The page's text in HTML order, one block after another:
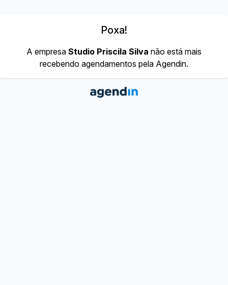
Poxa!
A empresa Studio Priscila Silva não está mais
recebendo agendamentos pela Agendin.